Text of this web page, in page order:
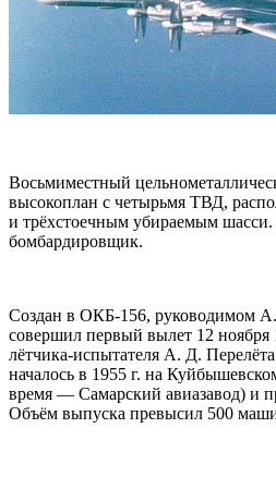
Восьмиместный
высокоплан с четырьмя ТВД,
и трёхстоечным убираемым шасси.
бомбардировщик.
Создан в ОКБ-156, руководимом
совершил первый вылет 12
лётчика-испытателя А. Д.
началось в 1955 г. на
время — Самарский авиазавод) и
Объём выпуска превысил 500